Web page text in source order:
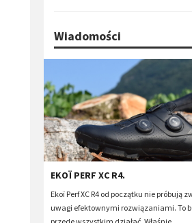
Wiadomości
EKOÏ PERF XC R4.
Ekoï Perf XC R4 od początku nie próbują
uwagi efektownymi rozwiązaniami. To